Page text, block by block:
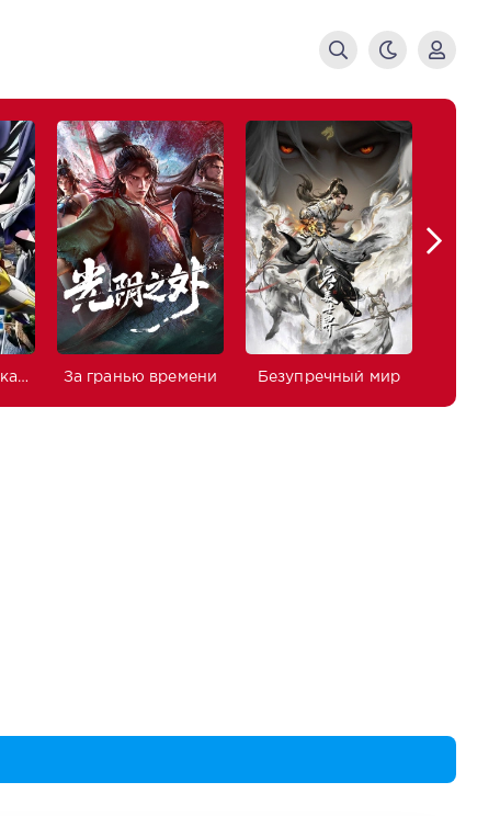
Изгнанный реинкарнированный тяжёлый рыцарь не имеет себе равных в знаниях игры За гранью времени Безупречный мир